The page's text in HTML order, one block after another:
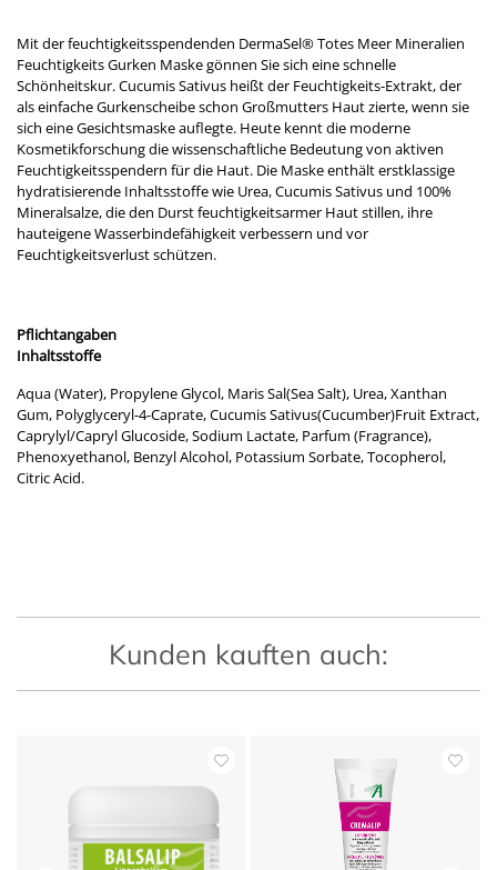
Mit der feuchtigkeitsspendenden DermaSel® Totes Meer Mineralien
Feuchtigkeits Gurken Maske gönnen Sie sich eine schnelle
Schönheitskur. Cucumis Sativus heißt der Feuchtigkeits-Extrakt, der
als einfache Gurkenscheibe schon Großmutters Haut zierte, wenn sie
sich eine Gesichtsmaske auflegte. Heute kennt die moderne
Kosmetikforschung die wissenschaftliche Bedeutung von aktiven
Feuchtigkeitsspendern für die Haut. Die Maske enthält erstklassige
hydratisierende Inhaltsstoffe wie Urea, Cucumis Sativus und 100%
Mineralsalze, die den Durst feuchtigkeitsarmer Haut stillen, ihre
hauteigene Wasserbindefähigkeit verbessern und vor
Feuchtigkeitsverlust schützen.
Pflichtangaben
Inhaltsstoffe
Aqua (Water), Propylene Glycol, Maris Sal(Sea Salt), Urea, Xanthan
Gum, Polyglyceryl-4-Caprate, Cucumis Sativus(Cucumber)Fruit Extract,
Caprylyl/Capryl Glucoside, Sodium Lactate, Parfum (Fragrance),
Phenoxyethanol, Benzyl Alcohol, Potassium Sorbate, Tocopherol,
Citric Acid.
Kunden kauften auch: